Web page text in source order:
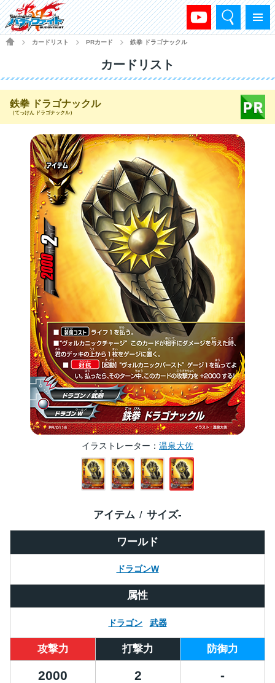
メニュー
検索
HOME
カードリスト PRカード 鉄拳 ドラゴナックル
カードリスト
鉄拳 ドラゴナックル
（てっけん ドラゴナックル）
イラストレーター 温泉大佐
ワールド
ドラゴンW
アイテム サイズ-
属性
ドラゴン 武器
攻撃力 打撃力 防御力
2000 2 -